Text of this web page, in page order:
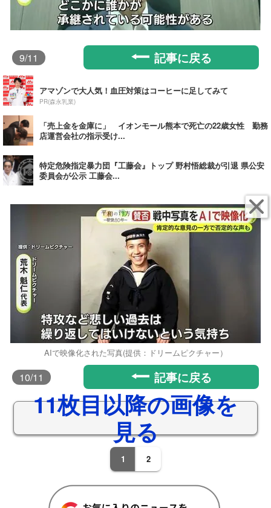
9/11 記事に戻る
アマゾンで大人気！血圧対策はコーヒーに足してみて
PR(森永乳業)
「売上金を金庫に」 イオンモール熊本で死亡の22歳女性 勤務
店運営会社の指示受け...
特定危険指定暴力団『工藤会』トップ 野村悟総裁が引退 県公安
委員会が公示 工藤会...
AIで映像化された写真(提供：ドリームピクチャー）
10/11 記事に戻る
11枚目以降の画像を
見る
1 2